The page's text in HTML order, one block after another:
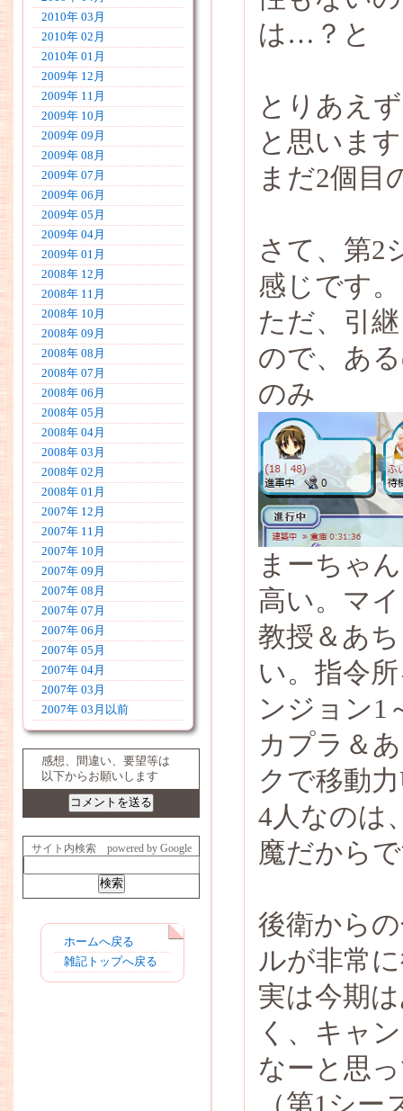
2010年 03月
2010年 02月
2010年 01月
2009年 12月
2009年 11月
2009年 10月
2009年 09月
2009年 08月
2009年 07月
2009年 06月
2009年 05月
2009年 04月
2009年 01月
2008年 12月
2008年 11月
2008年 10月
2008年 09月
2008年 08月
2008年 07月
2008年 06月
2008年 05月
2008年 04月
2008年 03月
2008年 02月
2008年 01月
2007年 12月
2007年 11月
2007年 10月
2007年 09月
2007年 08月
2007年 07月
2007年 06月
2007年 05月
2007年 04月
2007年 03月
2007年 03月以前
感想、間違い、要望等は
以下からお願いします
サイト内検索 powered by Google
ホームへ戻る
雑記トップへ戻る
は…？と
とりあえ
と思います
まだ2個目
さて、第2
感じです
ただ、引
ので、あ
のみ
まーちゃ
高い。マ
教授＆あ
い。指令
ンジョン1
カプラ＆
クで移動
4人なのは
魔だから
後衛から
ルが非常
実は今期
く、キャ
なーと思
（第1シ